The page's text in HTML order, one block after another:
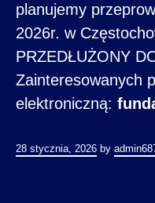
planujemy
2026r. w
PRZEDŁUŻONY
Zainteresowanych
elektroniczną:
28 stycznia, 2026 by